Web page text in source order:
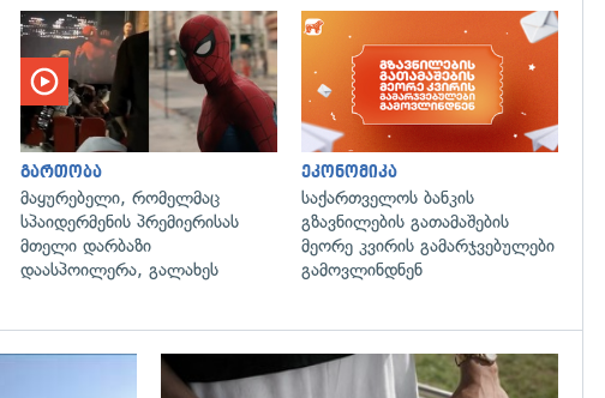
გართობა
მაყურებელი, რომელმაც
სპაიდერმენის პრემიერისას
მთელი დარბაზი
დაასპოილერა, გალახეს
ეკონომიკა
საქართველოს ბანკის
გზავნილების გათამაშების
მეორე კვირის გამარჯვებულები
გამოვლინდნენ
გადახედვა